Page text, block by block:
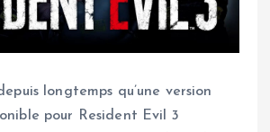
longtemps qu’une version
pour Resident Evil 3